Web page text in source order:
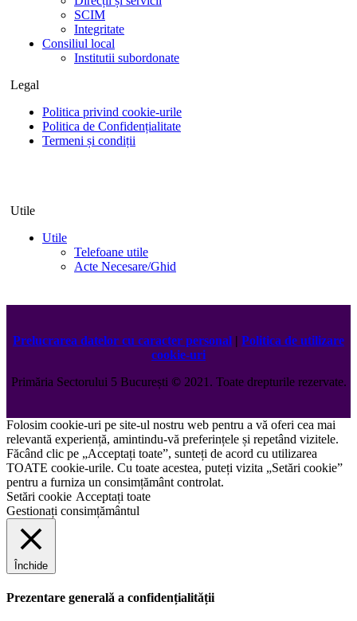
SCIM
Integritate
Consiliul local
Institutii subordonate
Legal
Politica privind cookie-urile
Politica de Confidențialitate
Termeni și condiții
Utile
Utile
Telefoane utile
Acte Necesare/Ghid
Prelucrarea datelor cu caracter personal | Politica de utilizare
cookie-uri
Primăria Sectorului 5 București ©️2021. Toate drepturile rezervate.
Folosim cookie-uri pe site-ul nostru web pentru a vă oferi cea mai
relevantă experiență, amintindu-vă preferințele și repetând vizitele.
Făcând clic pe „Acceptați toate”, sunteți de acord cu utilizarea
TOATE cookie-urile. Cu toate acestea, puteți vizita „Setări cookie”
pentru a furniza un consimțământ controlat.
Setări cookie Acceptați toate
Gestionați consimțământul
Închide
Prezentare generală a confidențialității